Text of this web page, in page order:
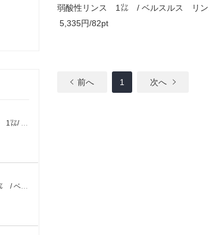
弱酸性リンス 1㍑ / ベルスルス リン..
弱酸性リンス 1㍑ / ベルスルス リン..
5,335円/82pt
前へ 1 次へ